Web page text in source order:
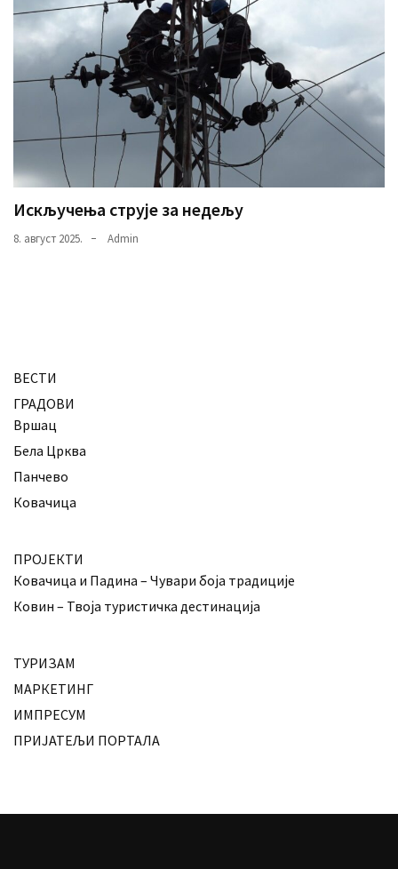
Искључења струје за недељу
8. август 2025. Admin
ВЕСТИ
ГРАДОВИ
Вршац
Бела Црква
Панчево
Ковачица
ПРОЈЕКТИ
Ковачица и Падина – Чувари боја традиције
Ковин – Твоја туристичка дестинација
ТУРИЗАМ
МАРКЕТИНГ
ИМПРЕСУМ
ПРИЈАТЕЉИ ПОРТАЛА